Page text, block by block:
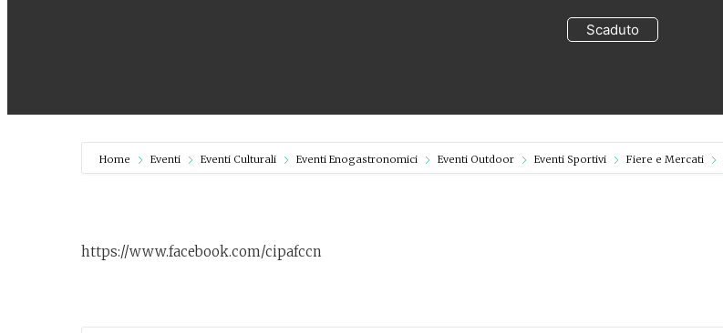
Scaduto
Home Eventi Eventi Culturali Eventi Enogastronomici Eventi Outdoor Eventi Sportivi Fiere e Mercati
https://www.facebook.com/cipafccn